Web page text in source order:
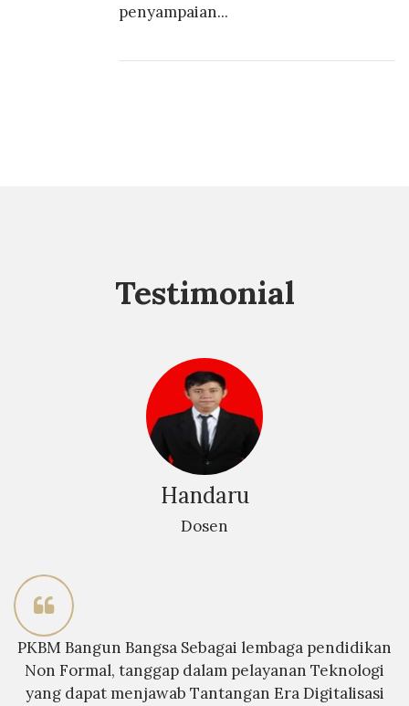
penyampaian...
Testimonial
Handaru
Dosen
PKBM Bangun Bangsa Sebagai lembaga pendidikan
Non Formal, tanggap dalam pelayanan Teknologi
yang dapat menjawab Tantangan Era Digitalisasi